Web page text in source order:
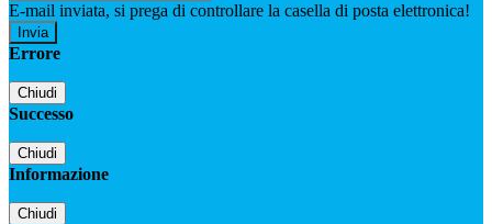
E-mail inviata, si prega di controllare la casella di posta elettronica!
Errore
Chiudi
Successo
Chiudi
Informazione
Chiudi